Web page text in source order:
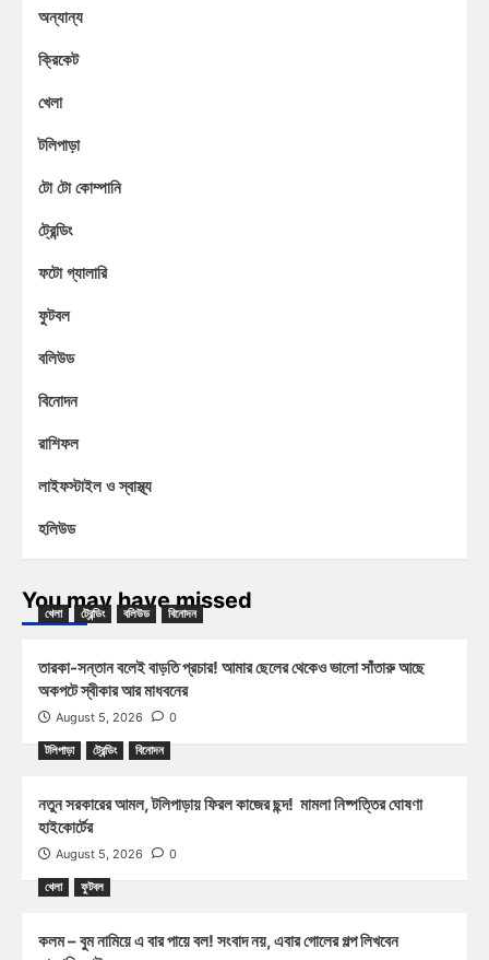
অন্যান্য
ক্রিকেট
খেলা
টলিপাড়া
টো টো কোম্পানি
ট্রেন্ডিং
ফটো গ্যালারি
ফুটবল
বলিউড
বিনোদন
রাশিফল
লাইফস্টাইল ও স্বাস্থ্য
হলিউড
You may have missed
খেলা ট্রেন্ডিং বলিউড বিনোদন
তারকা-সন্তান বলেই বাড়তি প্রচার! আমার ছেলের থেকেও ভালো সাঁতারু আছে
অকপটে স্বীকার আর মাধবনের
August 5, 2026 0
টলিপাড়া ট্রেন্ডিং বিনোদন
নতুন সরকারের আমল, টলিপাড়ায় ফিরল কাজের ছন্দ! মামলা নিষ্পত্তির ঘোষণা
হাইকোর্টের
August 5, 2026 0
খেলা ফুটবল
কলম – বুম নামিয়ে এ বার পায়ে বল! সংবাদ নয়, এবার গোলের গল্প লিখবেন